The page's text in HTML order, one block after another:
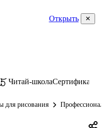
Открыть
Читай-школаСертификаты
для рисования